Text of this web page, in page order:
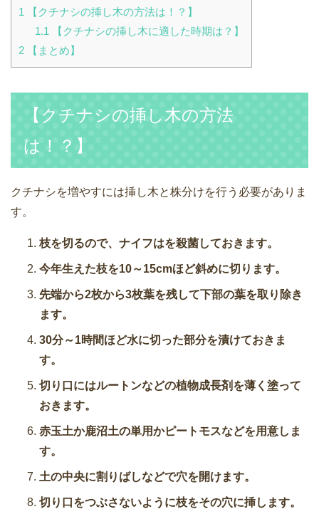
1
【クチナシの挿し木の方法は！？】
1.1
【クチナシの挿し木に適した時期は？】
2 【まとめ】
【クチナシの挿し木の方法
は！？】
クチナシを増やすには挿し木と株分けを行う必要がありま
す。
枝を切るので、ナイフはを殺菌しておきます。
今年生えた枝を10～15cmほど斜めに切ります。
先端から2枚から3枚葉を残して下部の葉を取り除き
ます。
30分～1時間ほど水に切った部分を漬けておきま
す。
切り口にはルートンなどの植物成長剤を薄く塗って
おきます。
赤玉土か鹿沼土の単用かピートモスなどを用意しま
す。
土の中央に割りばしなどで穴を開けます。
切り口をつぶさないように枝をその穴に挿します。